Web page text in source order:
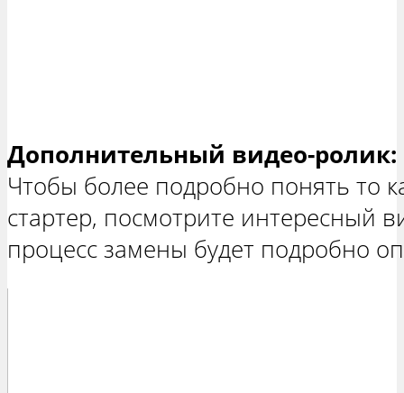
Дополнительный видео-ролик:
Чтобы более подробно понять то
стартер, посмотрите интересный
процесс замены будет подробно